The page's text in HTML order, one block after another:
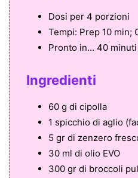
Dosi per 4 porzioni
Tempi: Prep 10 min;
Pronto in... 40 minuti
Ingredienti
60 g di cipolla
1 spicchio di aglio
5 gr di zenzero
30 ml di olio EVO
300 gr di broccoli